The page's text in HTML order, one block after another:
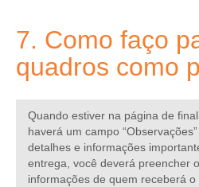
7. Como faço
quadros como
Quando estiver na página de
haverá um campo
detalhes e informações
entrega, você deverá preencher
informações de quem receberá